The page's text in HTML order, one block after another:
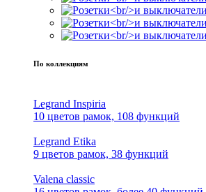
По коллекциям
Legrand Inspiria
10 цветов рамок, 108 функций
Legrand Etika
9 цветов рамок, 38 функций
Valena classic